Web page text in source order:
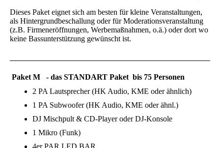
Dieses Paket eignet sich am besten für kleine Veranstaltungen,
als Hintergrundbeschallung oder für Moderationsveranstaltung
(z.B. Firmeneröffnungen, Werbemaßnahmen, o.ä.) oder dort wo
keine Bassunterstützung gewünscht ist.
Paket M
- das STANDART Paket bis 75 Personen
2 PA Lautsprecher (HK Audio, KME oder ähnlich)
1 PA Subwoofer (HK Audio, KME oder ähnl.)
DJ Mischpult & CD-Player oder DJ-Konsole
1 Mikro (Funk)